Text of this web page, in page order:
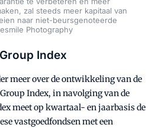
zal steeds meer kapitaal van
naar niet-beursgenoteerde
Photography
Index
meer over de ontwikkeling van de
Index, in navolging van de
meet op kwartaal- en jaarbasis de
vastgoedfondsen met een